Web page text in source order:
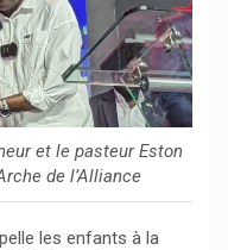
et le pasteur Eston
de l’Alliance
les enfants à la